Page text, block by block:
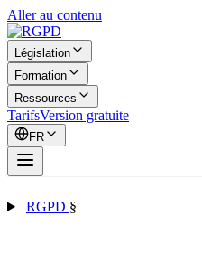
Aller au contenu
Législation
Formation
Ressources
TarifsVersion gratuite
FR
RGPD §